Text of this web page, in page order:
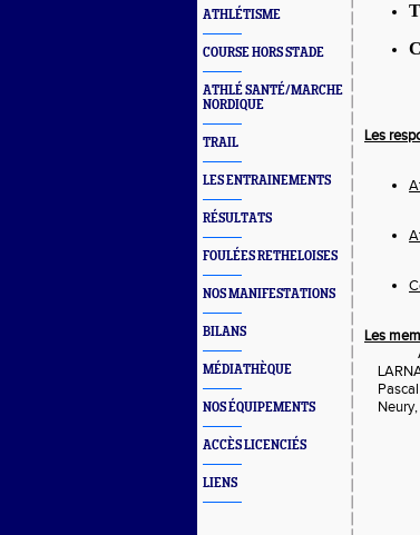
ATHLÉTISME
COURSE HORS STADE
ATHLÉ SANTÉ/MARCHE
NORDIQUE
TRAIL
LES ENTRAINEMENTS
RÉSULTATS
FOULÉES RETHELOISES
NOS MANIFESTATIONS
BILANS
MÉDIATHÈQUE
NOS ÉQUIPEMENTS
ACCÈS LICENCIÉS
LIENS
Les
Les